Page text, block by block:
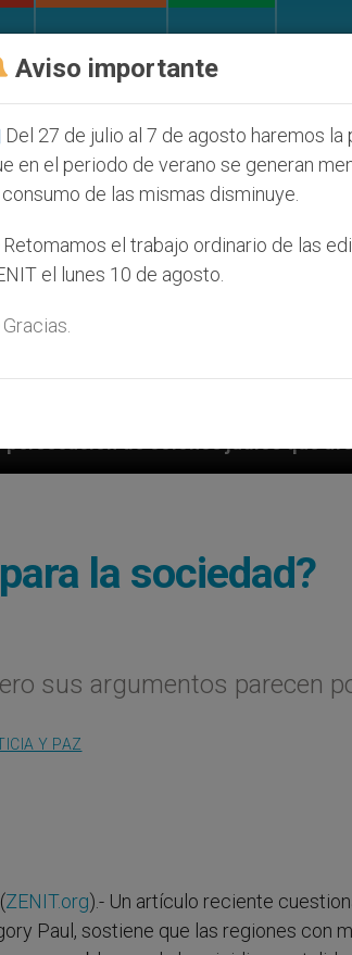
judíos que afecta a cristianos (y no
la sociedad?
sus argumentos parecen
Y PAZ
ZENIT.org).- Un artículo reciente
Paul, sostiene que las regiones con
Aviso importante
Del 27 de julio al 7 de agosto haremos la
en el periodo de verano se generan
de las mismas disminuye.
Retomamos el trabajo ordinario de las
el lunes 10 de agosto.
Gracias.